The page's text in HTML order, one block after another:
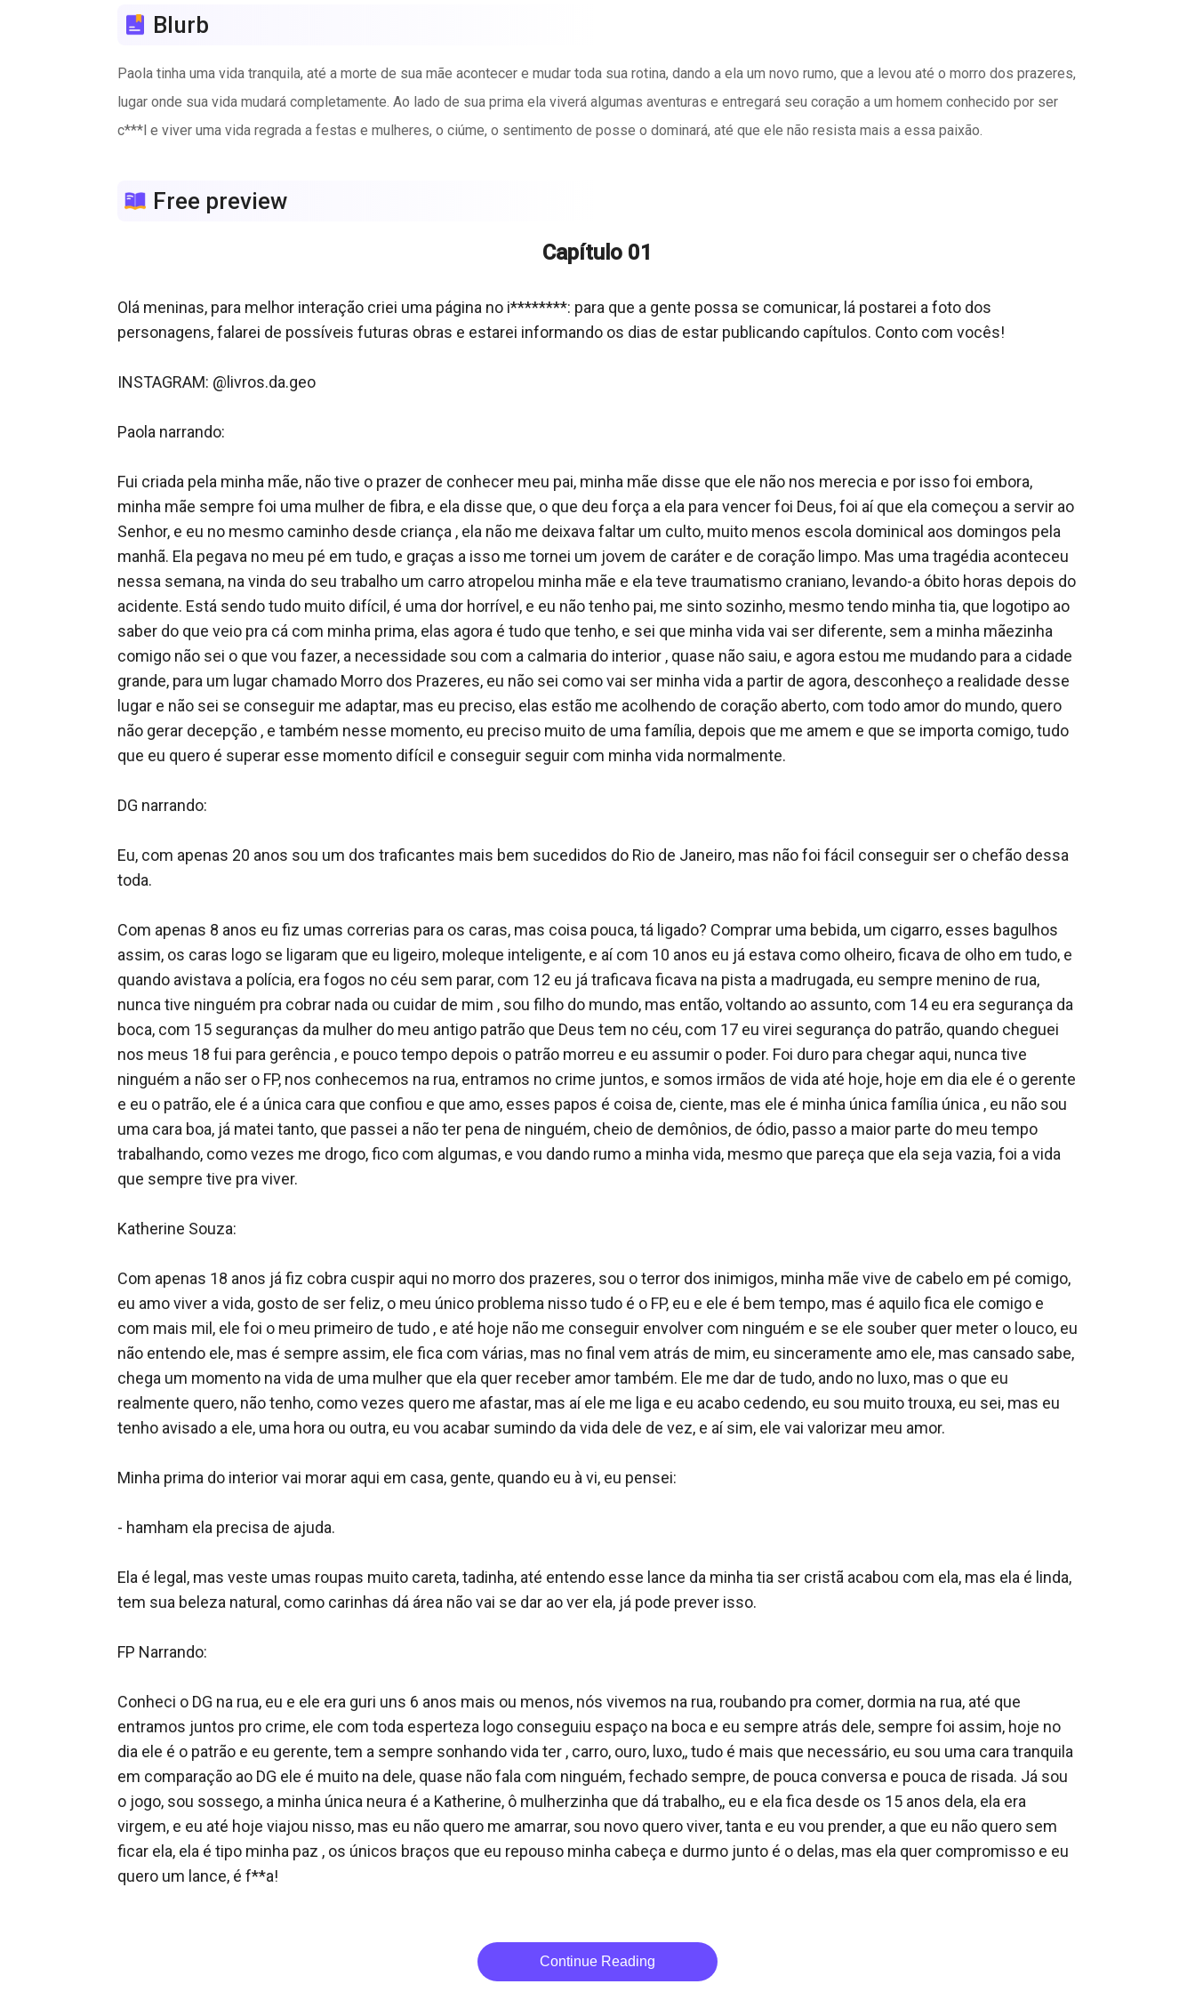
Blurb
Paola tinha uma vida tranquila, até a morte de sua mãe acontecer e mudar toda sua rotina, dando a ela um novo rumo, que a levou até o morro dos prazeres,
lugar onde sua vida mudará completamente. Ao lado de sua prima ela viverá algumas aventuras e entregará seu coração a um homem conhecido por ser
c***l e viver uma vida regrada a festas e mulheres, o ciúme, o sentimento de posse o dominará, até que ele não resista mais a essa paixão.
Free preview
Capítulo 01
Olá meninas, para melhor interação criei uma página no i********: para que a gente possa se comunicar, lá postarei a foto dos
personagens, falarei de possíveis futuras obras e estarei informando os dias de estar publicando capítulos. Conto com vocês!
INSTAGRAM: @livros.da.geo
Paola narrando:
Fui criada pela minha mãe, não tive o prazer de conhecer meu pai, minha mãe disse que ele não nos merecia e por isso foi embora,
minha mãe sempre foi uma mulher de fibra, e ela disse que, o que deu força a ela para vencer foi Deus, foi aí que ela começou a servir ao
Senhor, e eu no mesmo caminho desde criança , ela não me deixava faltar um culto, muito menos escola dominical aos domingos pela
manhã. Ela pegava no meu pé em tudo, e graças a isso me tornei um jovem de caráter e de coração limpo. Mas uma tragédia aconteceu
nessa semana, na vinda do seu trabalho um carro atropelou minha mãe e ela teve traumatismo craniano, levando-a óbito horas depois do
acidente. Está sendo tudo muito difícil, é uma dor horrível, e eu não tenho pai, me sinto sozinho, mesmo tendo minha tia, que logotipo ao
saber do que veio pra cá com minha prima, elas agora é tudo que tenho, e sei que minha vida vai ser diferente, sem a minha mãezinha
comigo não sei o que vou fazer, a necessidade sou com a calmaria do interior , quase não saiu, e agora estou me mudando para a cidade
grande, para um lugar chamado Morro dos Prazeres, eu não sei como vai ser minha vida a partir de agora, desconheço a realidade desse
lugar e não sei se conseguir me adaptar, mas eu preciso, elas estão me acolhendo de coração aberto, com todo amor do mundo, quero
não gerar decepção , e também nesse momento, eu preciso muito de uma família, depois que me amem e que se importa comigo, tudo
que eu quero é superar esse momento difícil e conseguir seguir com minha vida normalmente.
DG narrando:
Eu, com apenas 20 anos sou um dos traficantes mais bem sucedidos do Rio de Janeiro, mas não foi fácil conseguir ser o chefão dessa
toda.
Com apenas 8 anos eu fiz umas correrias para os caras, mas coisa pouca, tá ligado? Comprar uma bebida, um cigarro, esses bagulhos
assim, os caras logo se ligaram que eu ligeiro, moleque inteligente, e aí com 10 anos eu já estava como olheiro, ficava de olho em tudo, e
quando avistava a polícia, era fogos no céu sem parar, com 12 eu já traficava ficava na pista a madrugada, eu sempre menino de rua,
nunca tive ninguém pra cobrar nada ou cuidar de mim , sou filho do mundo, mas então, voltando ao assunto, com 14 eu era segurança da
boca, com 15 seguranças da mulher do meu antigo patrão que Deus tem no céu, com 17 eu virei segurança do patrão, quando cheguei
nos meus 18 fui para gerência , e pouco tempo depois o patrão morreu e eu assumir o poder. Foi duro para chegar aqui, nunca tive
ninguém a não ser o FP, nos conhecemos na rua, entramos no crime juntos, e somos irmãos de vida até hoje, hoje em dia ele é o gerente
e eu o patrão, ele é a única cara que confiou e que amo, esses papos é coisa de, ciente, mas ele é minha única família única , eu não sou
uma cara boa, já matei tanto, que passei a não ter pena de ninguém, cheio de demônios, de ódio, passo a maior parte do meu tempo
trabalhando, como vezes me drogo, fico com algumas, e vou dando rumo a minha vida, mesmo que pareça que ela seja vazia, foi a vida
que sempre tive pra viver.
Katherine Souza:
Com apenas 18 anos já fiz cobra cuspir aqui no morro dos prazeres, sou o terror dos inimigos, minha mãe vive de cabelo em pé comigo,
eu amo viver a vida, gosto de ser feliz, o meu único problema nisso tudo é o FP, eu e ele é bem tempo, mas é aquilo fica ele comigo e
com mais mil, ele foi o meu primeiro de tudo , e até hoje não me conseguir envolver com ninguém e se ele souber quer meter o louco, eu
não entendo ele, mas é sempre assim, ele fica com várias, mas no final vem atrás de mim, eu sinceramente amo ele, mas cansado sabe,
chega um momento na vida de uma mulher que ela quer receber amor também. Ele me dar de tudo, ando no luxo, mas o que eu
realmente quero, não tenho, como vezes quero me afastar, mas aí ele me liga e eu acabo cedendo, eu sou muito trouxa, eu sei, mas eu
tenho avisado a ele, uma hora ou outra, eu vou acabar sumindo da vida dele de vez, e aí sim, ele vai valorizar meu amor.
Minha prima do interior vai morar aqui em casa, gente, quando eu à vi, eu pensei:
- hamham ela precisa de ajuda.
Ela é legal, mas veste umas roupas muito careta, tadinha, até entendo esse lance da minha tia ser cristã acabou com ela, mas ela é linda,
tem sua beleza natural, como carinhas dá área não vai se dar ao ver ela, já pode prever isso.
FP Narrando:
Conheci o DG na rua, eu e ele era guri uns 6 anos mais ou menos, nós vivemos na rua, roubando pra comer, dormia na rua, até que
entramos juntos pro crime, ele com toda esperteza logo conseguiu espaço na boca e eu sempre atrás dele, sempre foi assim, hoje no
dia ele é o patrão e eu gerente, tem a sempre sonhando vida ter , carro, ouro, luxo,, tudo é mais que necessário, eu sou uma cara tranquila
em comparação ao DG ele é muito na dele, quase não fala com ninguém, fechado sempre, de pouca conversa e pouca de risada. Já sou
o jogo, sou sossego, a minha única neura é a Katherine, ô mulherzinha que dá trabalho,, eu e ela fica desde os 15 anos dela, ela era
virgem, e eu até hoje viajou nisso, mas eu não quero me amarrar, sou novo quero viver, tanta e eu vou prender, a que eu não quero sem
ficar ela, ela é tipo minha paz , os únicos braços que eu repouso minha cabeça e durmo junto é o delas, mas ela quer compromisso e eu
quero um lance, é f**a!
Continue Reading